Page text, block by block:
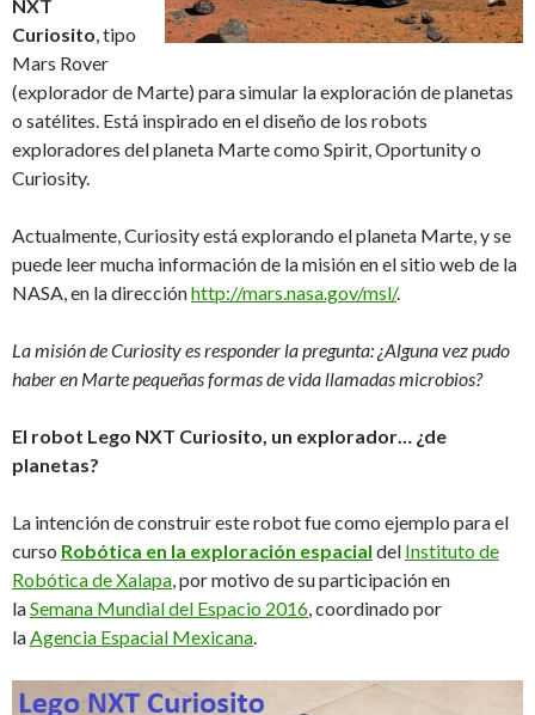
NXT
Curiosito, tipo
Mars Rover
(explorador de Marte) para simular la exploración de planetas
o satélites. Está inspirado en el diseño de los robots
exploradores del planeta Marte como Spirit, Oportunity o
Curiosity.
Actualmente, Curiosity está explorando el planeta Marte, y se
puede leer mucha información de la misión en el sitio web de la
NASA, en la direcciónhttp://mars.nasa.gov/msl/.
La misión de Curiosity es responder la pregunta: ¿Alguna vez pudo
haber en Marte pequeñas formas de vida llamadas microbios?
El robot Lego NXT Curiosito, un explorador… ¿de
planetas?
La intención de construir este robot fue como ejemplo para el
curso Robótica en la exploración espacial del Instituto de
Robótica de Xalapa, por motivo de su participación en
laSemana Mundial del Espacio 2016, coordinado por
laAgencia Espacial Mexicana.